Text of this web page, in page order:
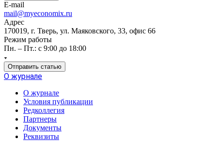
E-mail
mail@myeconomix.ru
Адрес
170019, г. Тверь, ул. Маяковского, 33, офис 66
Режим работы
Пн. – Пт.: с 9:00 до 18:00
Отправить статью
О журнале
О журнале
Условия публикации
Редколлегия
Партнеры
Документы
Реквизиты